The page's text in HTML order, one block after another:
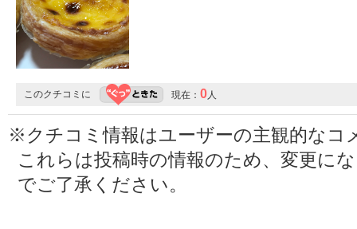
このクチコミに 現在： 0 人
※クチコミ情報はユーザーの主観的なコ
これらは投稿時の情報のため、変更に
でご了承ください。